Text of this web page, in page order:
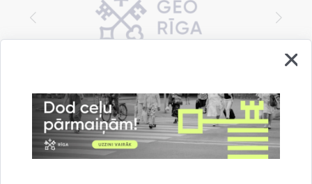
Vai šī informācija bija noderīga?
Sniegt atsauksmi